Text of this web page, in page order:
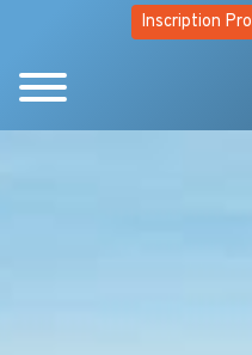
Inscription Pro